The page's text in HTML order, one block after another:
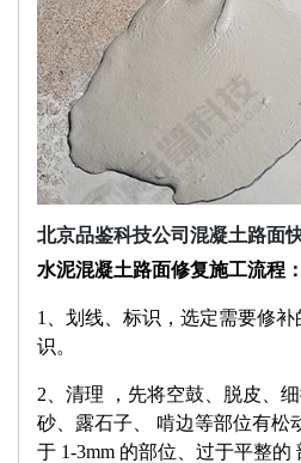
北京品鉴科技公司混凝土路面
水泥混凝土路面修复施工流程：
1、划线、标识，选定需要修
识。
2、清理 ，先将空鼓、脱皮、
砂、露石子、 啃边等部位有松
于 1-3mm 的部位、过于平整